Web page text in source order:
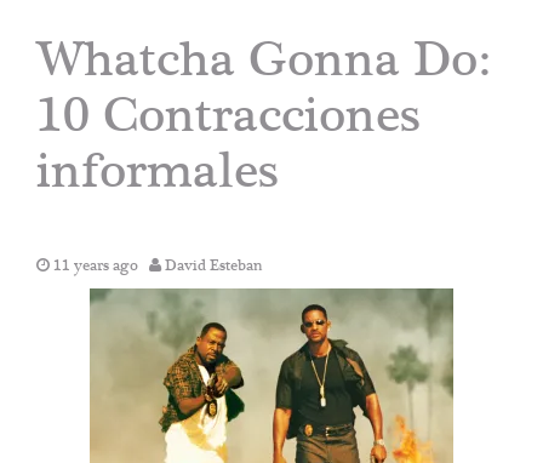
Whatcha Gonna Do:
10 Contracciones
informales
11 years ago David Esteban